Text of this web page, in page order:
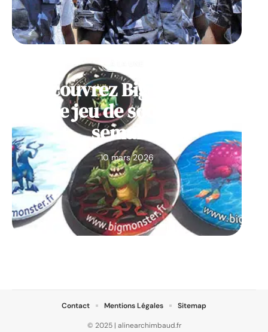
Découvrez Big Monster,
notre jeu de société de la
semaine
10 mars 2026
© 2025 | alinearchimbaud.fr
Contact Mentions Légales Sitemap